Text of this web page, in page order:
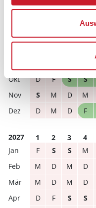
4
D
F S S
S
M D M
D
M D F
2027 1 2 3 4
F
S S M
M
D M D
M
D M D
D
F S S